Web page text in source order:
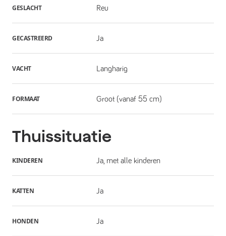
GESLACHT Reu
GECASTREERD Ja
VACHT Langharig
FORMAAT Groot (vanaf 55 cm)
Thuissituatie
KINDEREN Ja, met alle kinderen
KATTEN Ja
HONDEN Ja